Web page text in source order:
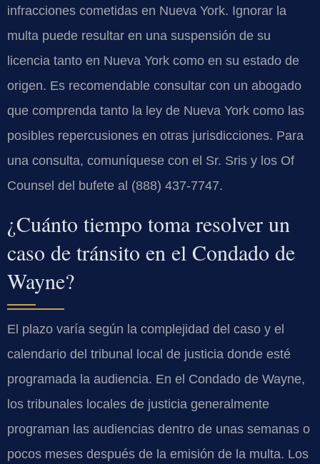
infracciones cometidas en Nueva York. Ignorar la
multa puede resultar en una suspensión de su
licencia tanto en Nueva York como en su estado de
origen. Es recomendable consultar con un abogado
que comprenda tanto la ley de Nueva York como las
posibles repercusiones en otras jurisdicciones. Para
una consulta, comuníquese con el Sr. Sris y los Of
Counsel del bufete al (888) 437-7747.
¿Cuánto tiempo toma resolver un
caso de tránsito en el Condado de
Wayne?
El plazo varía según la complejidad del caso y el
calendario del tribunal local de justicia donde esté
programada la audiencia. En el Condado de Wayne,
los tribunales locales de justicia generalmente
programan las audiencias dentro de unas semanas o
pocos meses después de la emisión de la multa. Los